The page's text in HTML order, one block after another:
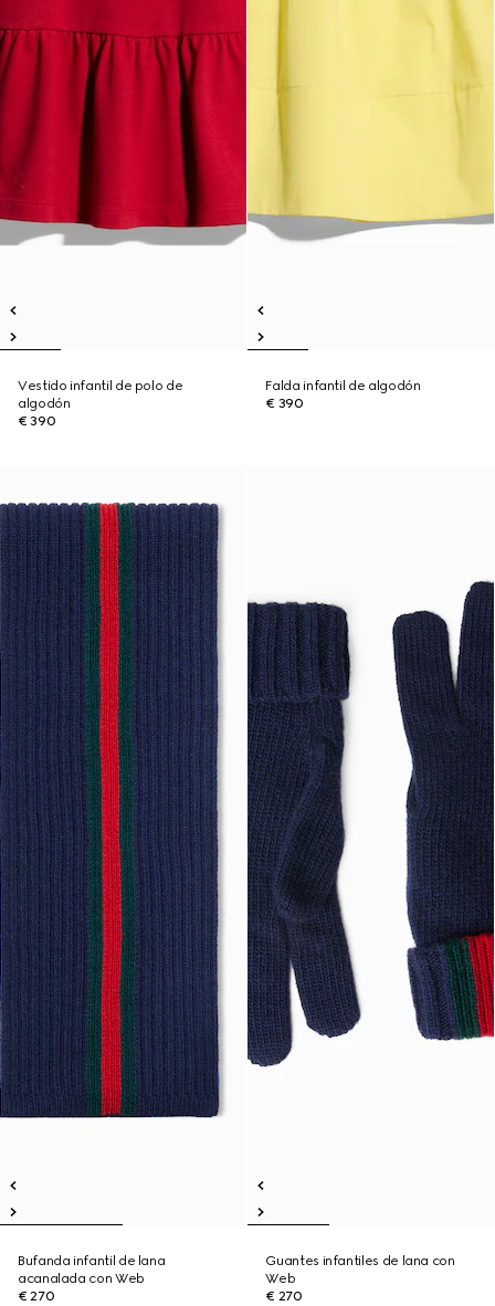
Vestido infantil de polo de
algodón
€ 390
Falda infantil de algodón
€ 390
Bufanda infantil de lana
acanalada con Web
€ 270
Guantes infantiles de lana con
Web
€ 270